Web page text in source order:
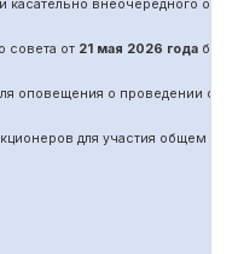
касательно внеочередного
совета от 21 мая 2026 годабыло
оповещения о проведении
для участия общем